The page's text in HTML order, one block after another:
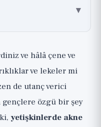
▾
Akne: Doktor
ve hâlâ çene ve
ve lekeler mi
de utanç verici
özgü bir şey
yetişkinlerde akne